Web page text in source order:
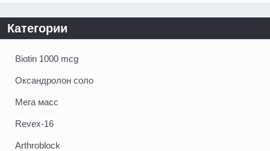
Категории
Biotin 1000 mcg
Оксандролон соло
Мега масс
Revex-16
Arthroblock